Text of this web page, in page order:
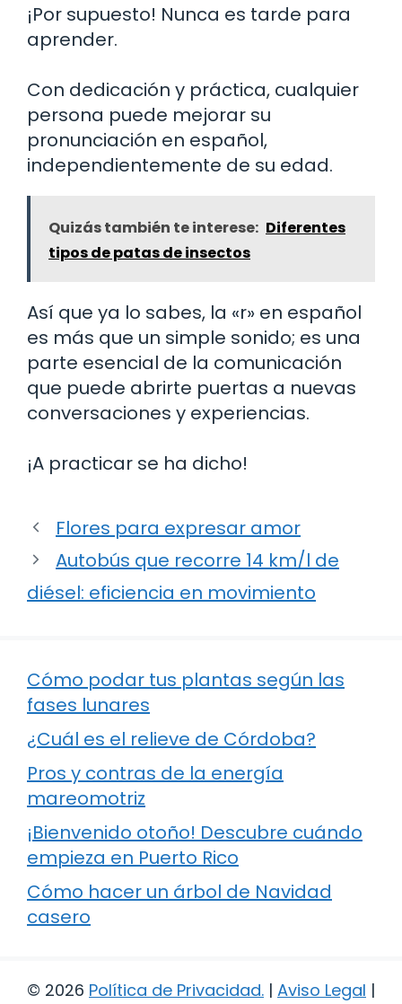
¡Por supuesto! Nunca es tarde para
aprender.
Con dedicación y práctica, cualquier
persona puede mejorar su
pronunciación en español,
independientemente de su edad.
Quizás también te interese: Diferentes
tipos de patas de insectos
Así que ya lo sabes, la «r» en español
es más que un simple sonido; es una
parte esencial de la comunicación
que puede abrirte puertas a nuevas
conversaciones y experiencias.
¡A practicar se ha dicho!
Flores para expresar amor
Autobús que recorre 14 km/l de
diésel: eficiencia en movimiento
Cómo podar tus plantas según las
fases lunares
¿Cuál es el relieve de Córdoba?
Pros y contras de la energía
mareomotriz
¡Bienvenido otoño! Descubre cuándo
empieza en Puerto Rico
Cómo hacer un árbol de Navidad
casero
© 2026 Política de Privacidad. | Aviso Legal |